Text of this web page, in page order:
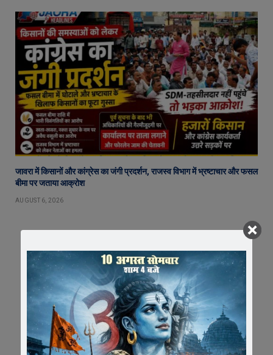
जावरा में किसानों और कांग्रेस का जंगी प्रदर्शन, राजस्व विभाग में भ्रष्टाचार और फसल
बीमा पर जताया आक्रोश
AUGUST 6, 2026